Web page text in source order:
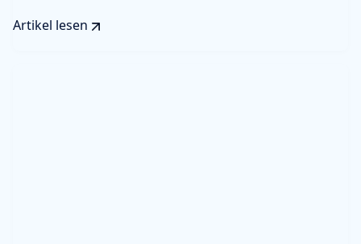
Artikel lesen